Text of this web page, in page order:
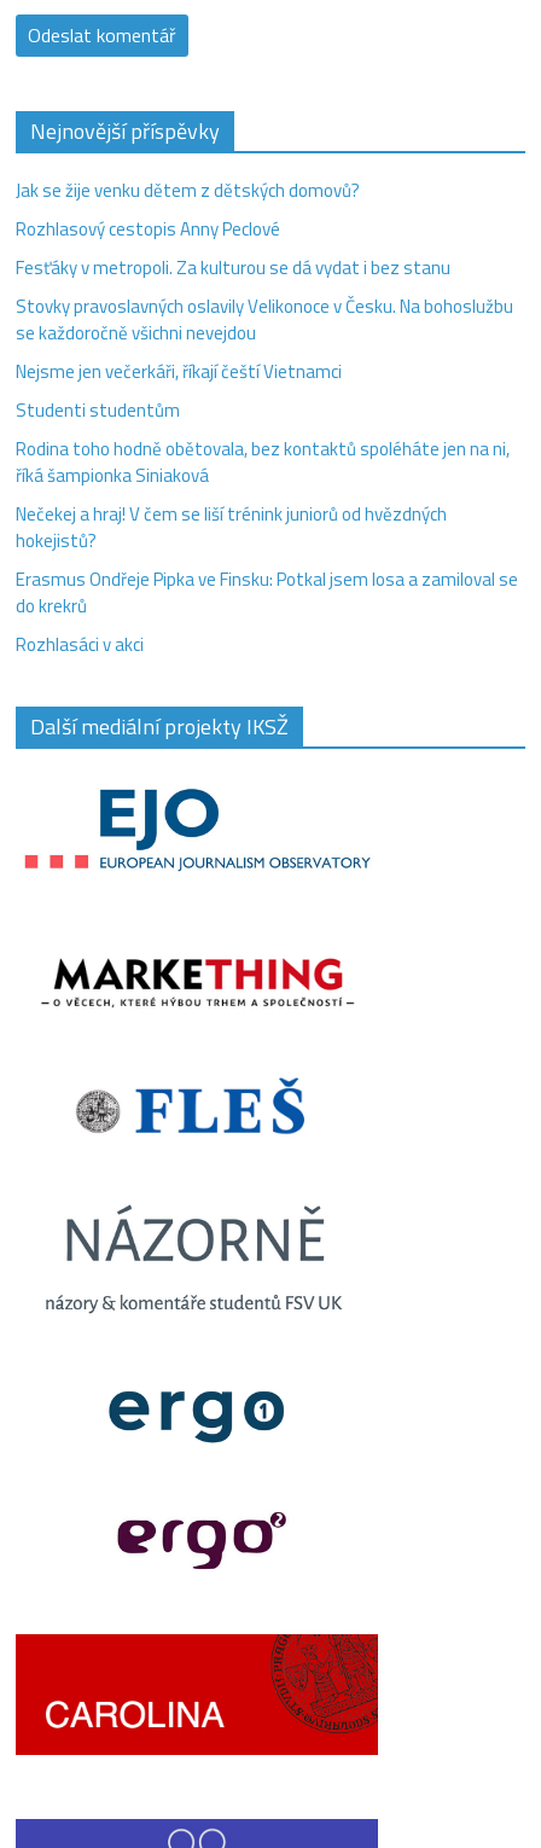
Nejnovější příspěvky
Jak se žije venku dětem z dětských domovů?
Rozhlasový cestopis Anny Peclové
Fesťáky v metropoli. Za kulturou se dá vydat i bez stanu
Stovky pravoslavných oslavily Velikonoce v Česku. Na bohoslužbu
se každoročně všichni nevejdou
Nejsme jen večerkáři, říkají čeští Vietnamci
Studenti studentům
Rodina toho hodně obětovala, bez kontaktů spoléháte jen na ni,
říká šampionka Siniaková
Nečekej a hraj! V čem se liší trénink juniorů od hvězdných
hokejistů?
Erasmus Ondřeje Pipka ve Finsku: Potkal jsem losa a zamiloval se
do krekrů
Rozhlasáci v akci
Další mediální projekty IKSŽ